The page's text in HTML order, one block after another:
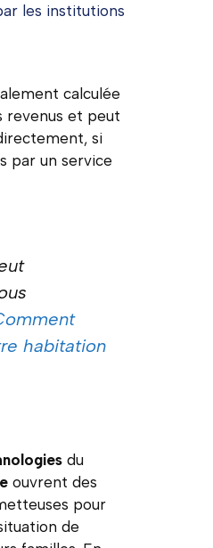
les institutions
calculée
revenus et peut
si
par un service
habitation
du
ouvrent des
pour
de